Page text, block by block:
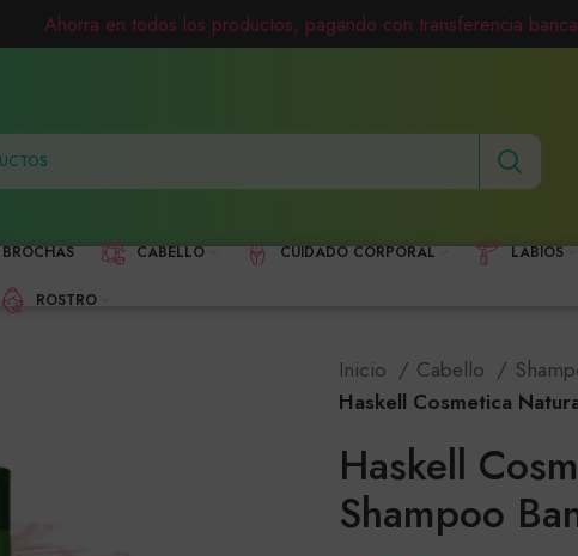
BROCHAS CABELLO CUIDADO CORPORAL LABIOS
ROSTRO
Inicio Cabello
Haskell Cosmetica
Haskell
Shampoo
Ahorra en todos los productos, pagando con transferencia